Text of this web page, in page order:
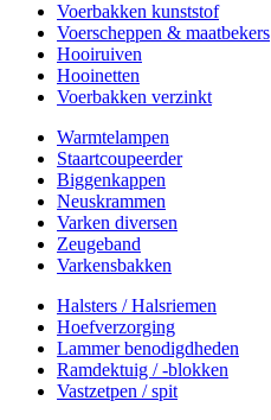
Voerbakken kunststof
Voerscheppen & maatbekers
Hooiruiven
Hooinetten
Voerbakken verzinkt
Warmtelampen
Staartcoupeerder
Biggenkappen
Neuskrammen
Varken diversen
Zeugeband
Varkensbakken
Halsters / Halsriemen
Hoefverzorging
Lammer benodigdheden
Ramdektuig / -blokken
Vastzetpen / spit